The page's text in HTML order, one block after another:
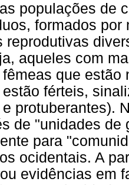
populações de
formados
reprodutivas
aqueles com
que estão
férteis,
protuberantes).
de "unidades de
para
ocidentais. A
evidências em